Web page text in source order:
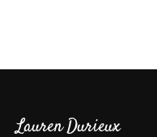
Lauren Durieux